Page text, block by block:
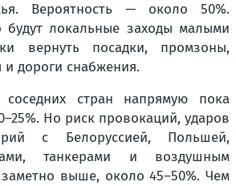
Вероятность — около 50%.
будут локальные заходы малыми
вернуть посадки, промзоны,
дороги снабжения.
соседних стран напрямую пока
Но риск провокаций, ударов
с Белоруссией, Польшей,
танкерами и воздушным
выше, около 45–50%. Чем